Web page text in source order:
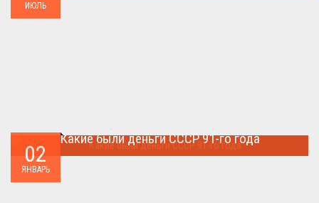
ИЮЛЬ
02
ЯНВАРЬ
Какие были деньги СССР 91-го года